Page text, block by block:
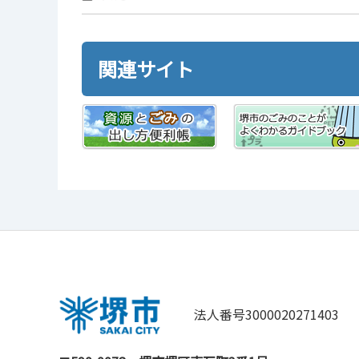
関連サイト
法人番号3000020271403